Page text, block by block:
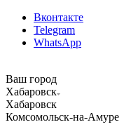
Вконтакте
Telegram
WhatsApp
Ваш город
Хабаровск
Хабаровск
Комсомольск-на-Амуре